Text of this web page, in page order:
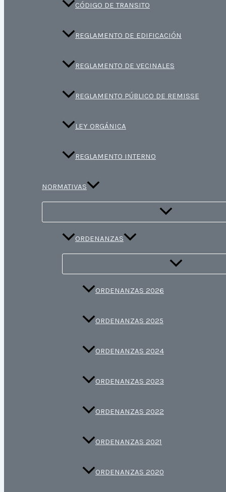
CÓDIGO DE TRANSITO
REGLAMENTO DE EDIFICACIÓN
REGLAMENTO DE VECINALES
REGLAMENTO PÚBLICO DE REMISSE
LEY ORGÁNICA
REGLAMENTO INTERNO
NORMATIVAS
ORDENANZAS
ORDENANZAS 2026
ORDENANZAS 2025
ORDENANZAS 2024
ORDENANZAS 2023
ORDENANZAS 2022
ORDENANZAS 2021
ORDENANZAS 2020